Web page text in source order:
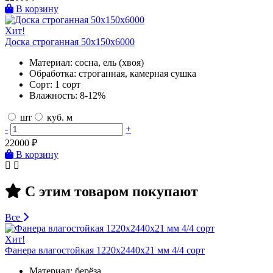
В корзину
Хит!
Доска строганная 50х150х6000
Материал: сосна, ель (хвоя)
Обработка: строганная, камерная сушка
Сорт: 1 сорт
Влажность: 8-12%
шт
куб. м
-
+
22000 ₽
В корзину
С этим товаром покупают
Все
Хит!
Фанера влагостойкая 1220х2440х21 мм 4/4 сорт